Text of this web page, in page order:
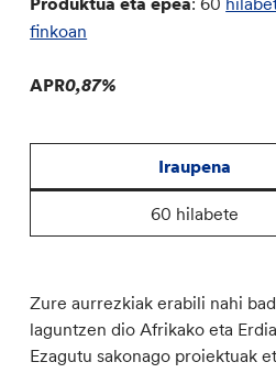
finkoan
APR0,87%
Iraupena
60 hilabete
Zure aurrezkiak erabili nahi
laguntzen dio Afrikako eta
Ezagutu sakonago proiektuak